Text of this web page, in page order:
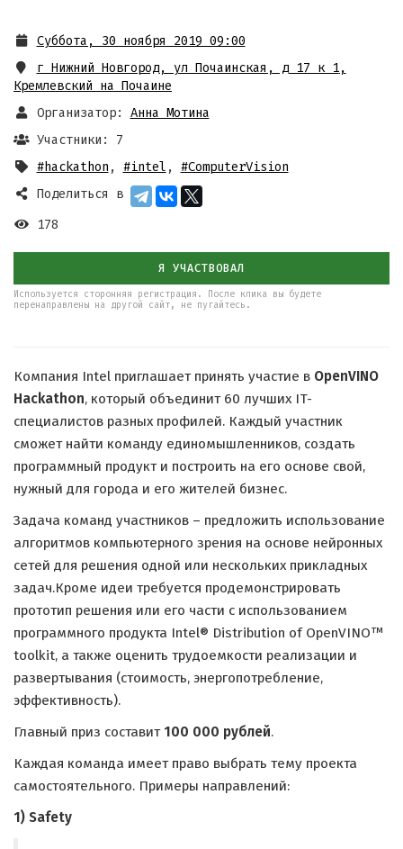
Суббота, 30 ноября 2019 09:00
г Нижний Новгород, ул Почаинская, д 17 к 1,
Кремлевский на Почаине
Организатор:
Анна Mотина
Участники: 7
#hackathon , #intel , #ComputerVision
Поделиться в
178
Я УЧАСТВОВАЛ
Используется сторонняя регистрация. После клика вы будете
перенаправлены на другой сайт, не пугайтесь.
Компания Intel приглашает принять участие в OpenVINO
Hackathon, который объединит 60 лучших IT-
специалистов разных профилей. Каждый участник
сможет найти команду единомышленников, создать
программный продукт и построить на его основе свой,
нужный для города и его жителей бизнес.
Задача команд участников – предложить использование
алгоритмов компьютерного зрения на основе нейронных
сетей для решения одной или нескольких прикладных
задач.Кроме идеи требуется продемонстрировать
прототип решения или его части с использованием
программного продукта Intel® Distribution of OpenVINO™
toolkit, а также оценить трудоемкости реализации и
развертывания (стоимость, энергопотребление,
эффективность).
Главный приз составит 100 000 рублей.
Каждая команда имеет право выбрать тему проекта
самостоятельного. Примеры направлений:
1) Safety